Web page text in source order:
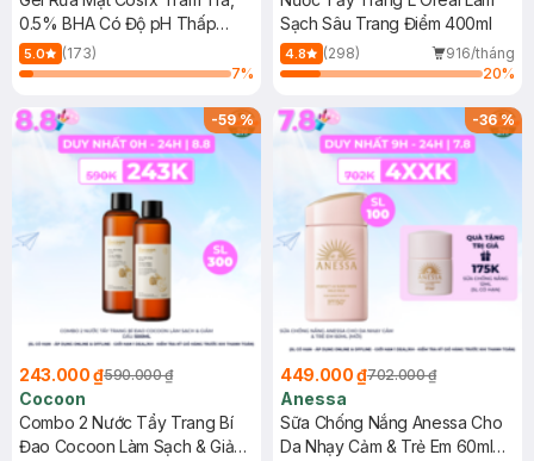
0.5% BHA Có Độ pH Thấp
150ml
5.0
(173)
7%
Sạch Sâu Trang Điểm 400ml
4.8 (298)
916/tháng
20%
-59%
243.000 ₫590.000 ₫
Cocoon
Combo 2 Nước Tẩy Trang Bí
Đao Cocoon Làm Sạch & Giảm
-36%
449.000 ₫702.000 ₫
Anessa
Sữa Chống Nắng Anessa Cho
Da Nhạy Cảm & Trẻ Em 60ml